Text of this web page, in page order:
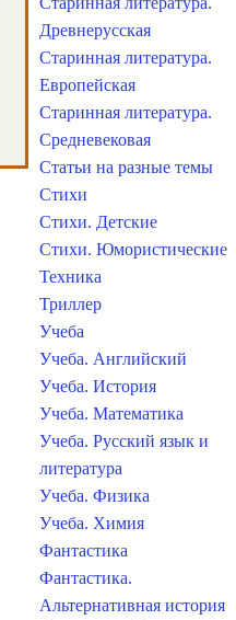
Древнерусская
Старинная литература.
Европейская
Старинная литература.
Средневековая
Статьи на разные темы
Стихи
Стихи. Детские
Стихи. Юмористические
Техника
Триллер
Учеба
Учеба. Английский
Учеба. История
Учеба. Математика
Учеба. Русский язык и
литература
Учеба. Физика
Учеба. Химия
Фантастика
Фантастика.
Альтернативная история